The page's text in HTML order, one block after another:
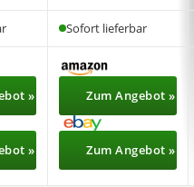
Sofort lieferbar
»
»
Zum Angebot »
Zum Angebot »